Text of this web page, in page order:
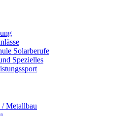
Solarberufe
Spezielles
Metallbau